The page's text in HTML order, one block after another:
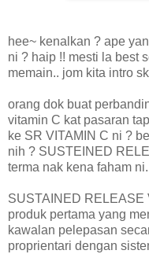
hee~ kenalkan ? ape
ni ? haip !! mesti la best
memain.. jom kita intro
orang dok buat
vitamin C kat pasaran
ke SR VITAMIN C ni ?
nih ? SUSTEINED
terma nak kena faham
SUSTAINED RELEASE
produk pertama yang
kawalan pelepasan
proprientari dengan